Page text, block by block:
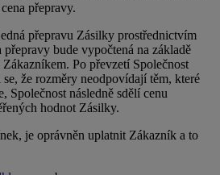
přepravy.
přepravu Zásilky prostřednictvím
bude vypočtená na základě
Po převzetí Společnost
že rozměry neodpovídají těm, které
Společnost následně sdělí cenu
hodnot Zásilky.
je oprávněn uplatnit Zákazník a to